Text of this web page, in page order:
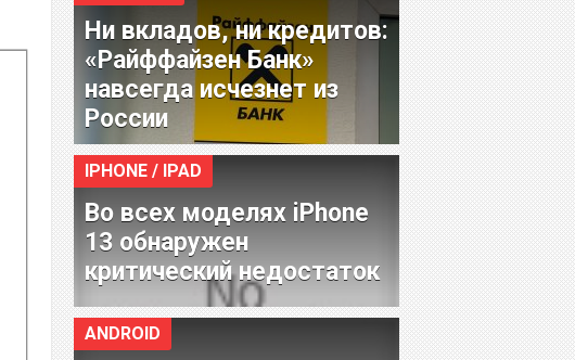
Ни вкладов, ни кредитов:
«Райффайзен Банк»
навсегда исчезнет из
России
IPHONE / IPAD
Во всех моделях iPhone
13 обнаружен
критический недостаток
ANDROID